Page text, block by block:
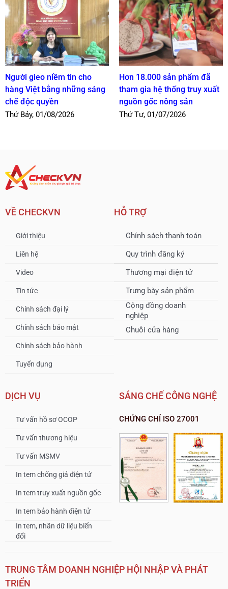
Người gieo niềm tin cho
hàng Việt bằng những sáng
chế độc quyền
Thứ Bảy, 01/08/2026
Hơn 18.000 sản phẩm đã
tham gia hệ thống truy xuất
nguồn gốc nông sản
Thứ Tư, 01/07/2026
VỀ CHECKVN
Giới thiệu
Liên hệ
Video
Tin tức
Chính sách đại lý
Chính sách bảo mật
Chính sách bảo hành
Tuyển dụng
HỖ TRỢ
Chính sách thanh toán
Quy trình đăng ký
Thương mại điện tử
Trưng bày sản phẩm
Cộng đồng doanh
nghiệp
Chuỗi cửa hàng
DỊCH VỤ
Tư vấn hồ sơ OCOP
Tư vấn thương hiệu
Tư vấn MSMV
In tem chống giả điện tử
In tem truy xuất nguồn gốc
In tem bảo hành điện tử
In tem, nhãn dữ liệu biến
đổi
SÁNG CHẾ CÔNG NGHỆ
CHỨNG CHỈ ISO 27001
TRUNG TÂM DOANH NGHIỆP HỘI NHẬP VÀ PHÁT
TRIỂN